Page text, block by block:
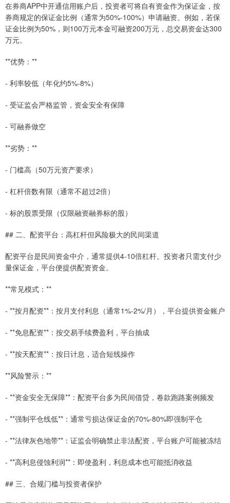
在券商APP中开通信用账户后，投资者可将自有资金作为保证金，按
券商规定的保证金比例（通常为50%-100%）申请融资。例如，若保
证金比例为50%，则100万元本金可融资200万元，总交易资金达300
万元。
**优势：**
- 利率较低（年化约5%-8%）
- 受证监会严格监管，资金安全有保障
- 可融券做空
**劣势：**
- 门槛高（50万元资产要求）
- 杠杆倍数有限（通常不超过2倍）
- 标的股票受限（仅限融资融券标的股）
## 二、配资平台：高杠杆但风险极大的民间渠道
配资平台是民间资金中介，通常提供4-10倍杠杆。投资者只需支付少
量保证金，平台便提供配资资金。
**常见模式：**
- **按月配资**：按月支付利息（通常1%-2%/月），平台提供资金账户
- **免息配资**：按交易手续费盈利，平台抽成
- **按天配资**：按日计息，适合短线操作
**风险警示：**
- **资金安全无保障**：配资平台多为民间借贷，卷款跑路案例频发
- **强制平仓线低**：通常亏损达保证金的70%-80%即强制平仓
- **法律灰色地带**：证监会明确禁止非法配资，平台账户可能被冻结
- **高利息侵蚀利润**：即使盈利，利息成本也可能抵消收益
## 三、合规门槛与投资者保护